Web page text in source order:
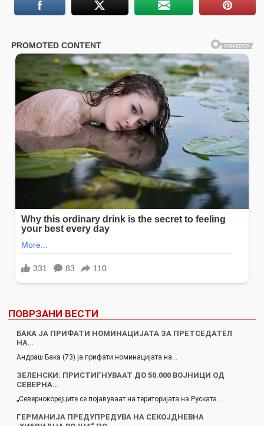
ПОВРЗАНИ ВЕСТИ
БАКА ЈА ПРИФАТИ НОМИНАЦИЈАТА ЗА ПРЕТСЕДАТЕЛ
НА…
Андраш Бака (73) ја прифати номинацијата на…
ЗЕЛЕНСКИ: ПРИСТИГНУВААТ ДО 50.000 ВОЈНИЦИ ОД
СЕВЕРНА…
„Севернокорејците се појавуваат на територијата на Руската…
ГЕРМАНИЈА ПРЕДУПРЕДУВА НА СЕКОЈДНЕВНА